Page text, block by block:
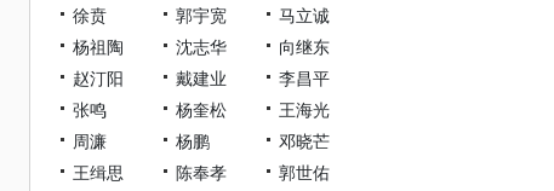
徐贲
郭宇宽
马立诚
杨祖陶
沈志华
向继东
赵汀阳
戴建业
李昌平
张鸣
杨奎松
王海光
周濂
杨鹏
邓晓芒
王缉思
陈奉孝
郭世佑